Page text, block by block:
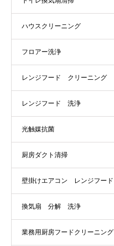
ハウスクリーニング
フロアー洗浄
レンジフード クリーニング
レンジフード 洗浄
光触媒抗菌
厨房ダクト清掃
壁掛けエアコン レンジフード
換気扇 分解 洗浄
業務用厨房フードクリーニング